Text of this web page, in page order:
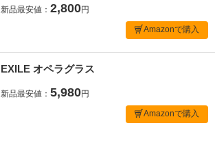
新品最安値： 2,800円
Amazonで購入
EXILE オペラグラス
新品最安値： 5,980円
Amazonで購入